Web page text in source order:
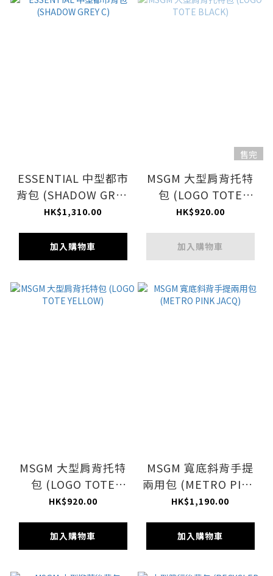
ESSENTIAL 中型都市
背包 (SHADOW GREY
C)
HK$1,310.00
加入購物車
售完
MSGM 大型肩背托特
包 (LOGO TOTE
BLACK)
HK$920.00
加入購物車
MSGM 大型肩背托特
包 (LOGO TOTE
YELLOW)
HK$920.00
加入購物車
MSGM 寬底斜背手提
兩用包 (METRO PINK
JACQ)
HK$1,190.00
加入購物車